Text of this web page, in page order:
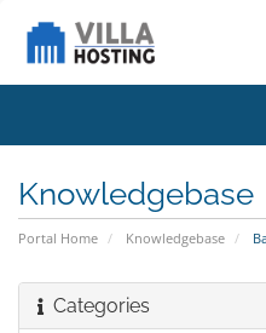
Knowledgebase
Portal Home Knowledgebase
Categories